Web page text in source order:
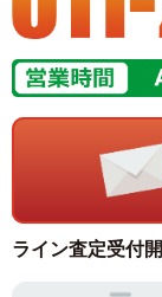
ライン査定受付